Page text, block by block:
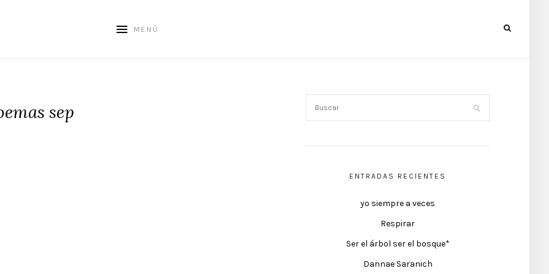
MENÚ
sep
ENTRADAS RECIENTES
yo siempre a veces
Respirar
Ser el árbol ser el bosque*
Dannae Saranich